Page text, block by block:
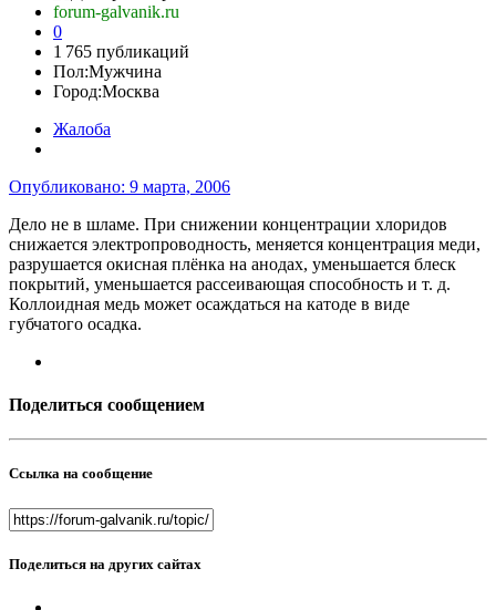
forum-galvanik.ru
0
1 765 публикаций
Пол:Мужчина
Город:Москва
Жалоба
Опубликовано: 9 марта, 2006
Дело не в шламе. При снижении концентрации хлоридов
снижается электропроводность, меняется концентрация меди,
разрушается окисная плёнка на анодах, уменьшается блеск
покрытий, уменьшается рассеивающая способность и т. д.
Коллоидная медь может осаждаться на катоде в виде
губчатого осадка.
Поделиться сообщением
Ссылка на сообщение
Поделиться на других сайтах